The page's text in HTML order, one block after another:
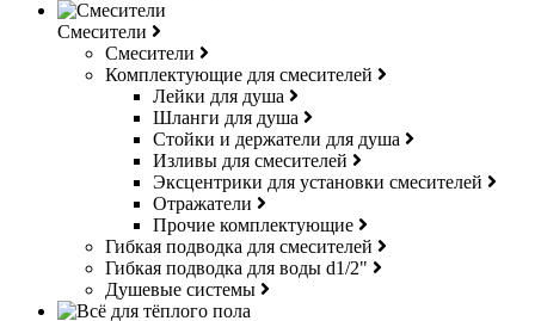
Смесители
Смесители
Комплектующие для смесителей
Лейки для душа
Шланги для душа
Стойки и держатели для душа
Изливы для смесителей
Эксцентрики для установки смесителей
Отражатели
Прочие комплектующие
Гибкая подводка для смесителей
Гибкая подводка для воды d1/2"
Душевые системы